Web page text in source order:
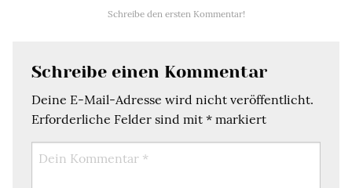
Schreibe den ersten Kommentar!
Schreibe einen Kommentar
Deine E-Mail-Adresse wird nicht veröffentlicht.
Erforderliche Felder sind mit * markiert